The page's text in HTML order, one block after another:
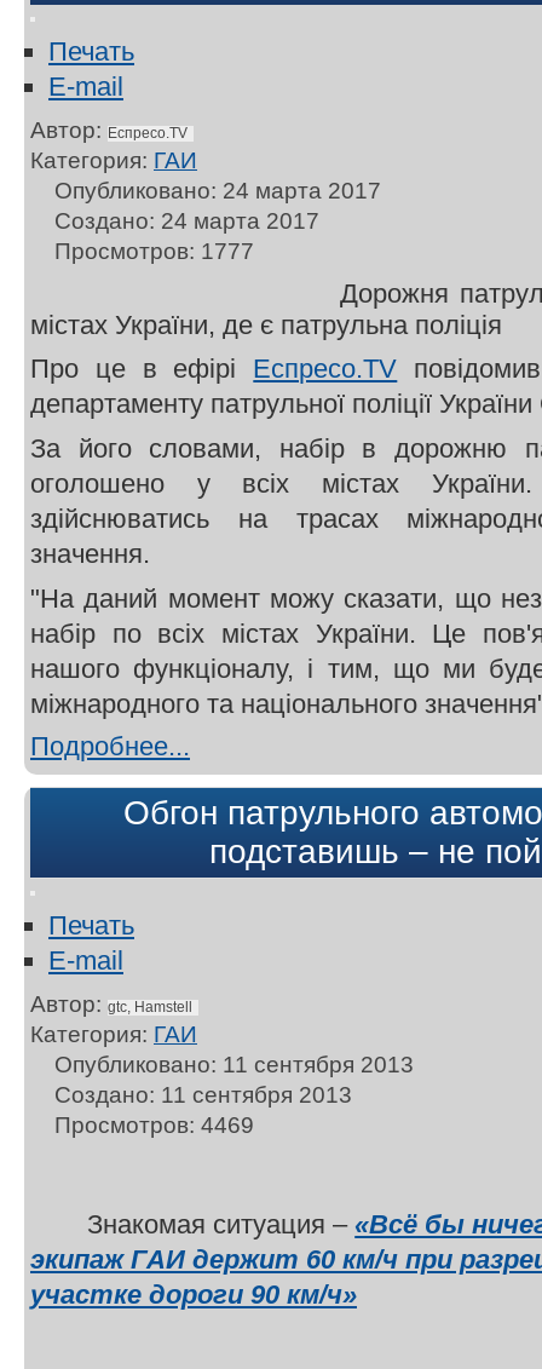
Печать
E-mail
Автор: Еспресо.TV
Категория: ГАИ
Опубликовано: 24 марта 2017
Создано: 24 марта 2017
Просмотров: 1777
Дорожня
містах України, де є патрульна поліція
Про це в ефірі Еспресо.TV
департаменту патрульної поліції
За його словами, набір в дорожню
оголошено у всіх містах
здійснюватись на трасах
значення.
"На даний момент можу сказати, що
набір по всіх містах України. Це
нашого функціоналу, і тим, що ми
міжнародного та національного
Подробнее...
Обгон патрульного
подставишь – не
Печать
E-mail
Автор: gtc, Hamstell
Категория: ГАИ
Опубликовано: 11 сентября 2013
Создано: 11 сентября 2013
Просмотров: 4469
Знакомая ситуация –«Всё бы
экипаж ГАИ держит 60 км/ч при
участке дороги 90 км/ч»